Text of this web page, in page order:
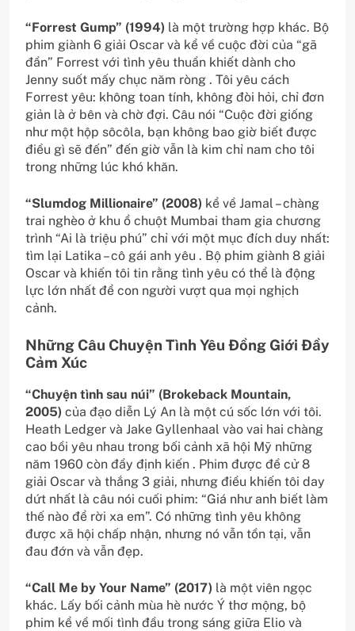
“Forrest Gump” (1994) là một trường hợp khác. Bộ
phim giành 6 giải Oscar và kể về cuộc đời của “gã
đần” Forrest với tình yêu thuần khiết dành cho
Jenny suốt mấy chục năm ròng . Tôi yêu cách
Forrest yêu: không toan tính, không đòi hỏi, chỉ đơn
giản là ở bên và chờ đợi. Câu nói “Cuộc đời giống
như một hộp sôcôla, bạn không bao giờ biết được
điều gì sẽ đến” đến giờ vẫn là kim chỉ nam cho tôi
trong những lúc khó khăn.
“Slumdog Millionaire” (2008) kể về Jamal – chàng
trai nghèo ở khu ổ chuột Mumbai tham gia chương
trình “Ai là triệu phú” chỉ với một mục đích duy nhất:
tìm lại Latika – cô gái anh yêu . Bộ phim giành 8 giải
Oscar và khiến tôi tin rằng tình yêu có thể là động
lực lớn nhất để con người vượt qua mọi nghịch
cảnh.
Những Câu Chuyện Tình Yêu Đồng Giới Đầy
Cảm Xúc
“Chuyện tình sau núi” (Brokeback Mountain,
2005) của đạo diễn Lý An là một cú sốc lớn với tôi.
Heath Ledger và Jake Gyllenhaal vào vai hai chàng
cao bồi yêu nhau trong bối cảnh xã hội Mỹ những
năm 1960 còn đầy định kiến . Phim được đề cử 8
giải Oscar và thắng 3 giải, nhưng điều khiến tôi day
dứt nhất là câu nói cuối phim: “Giá như anh biết làm
thế nào để rời xa em”. Có những tình yêu không
được xã hội chấp nhận, nhưng nó vẫn tồn tại, vẫn
đau đớn và vẫn đẹp.
“Call Me by Your Name” (2017) là một viên ngọc
khác. Lấy bối cảnh mùa hè nước Ý thơ mộng, bộ
phim kể về mối tình đầu trong sáng giữa Elio và